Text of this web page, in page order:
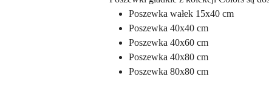
Poszewka wałek 15x40 cm
Poszewka 40x40 cm
Poszewka 40x60 cm
Poszewka 40x80 cm
Poszewka 80x80 cm